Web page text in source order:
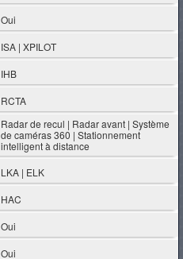
Oui
ISA | XPILOT
IHB
RCTA
Radar de recul | Radar avant | Système
de caméras 360 | Stationnement
intelligent à distance
LKA | ELK
HAC
Oui
Oui